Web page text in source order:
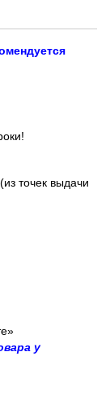
точек выдачи
у